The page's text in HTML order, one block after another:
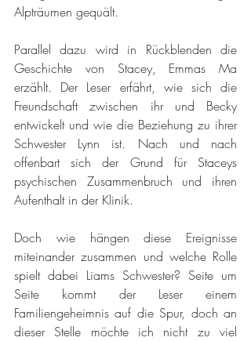
Alpträumen gequält.
Parallel dazu wird in Rückblenden die
Geschichte von Stacey, Emmas Ma
erzählt. Der Leser erfährt, wie sich die
Freundschaft zwischen ihr und Becky
entwickelt und wie die Beziehung zu ihrer
Schwester Lynn ist. Nach und nach
offenbart sich der Grund für Staceys
psychischen Zusammenbruch und ihren
Aufenthalt in der Klinik.
Doch wie hängen diese Ereignisse
miteinander zusammen und welche Rolle
spielt dabei Liams Schwester? Seite um
Seite kommt der Leser einem
Familiengeheimnis auf die Spur, doch an
dieser Stelle möchte ich nicht zu viel